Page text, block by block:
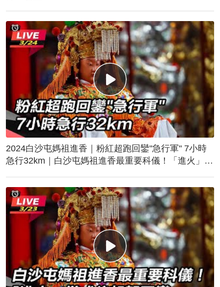
2024白沙屯媽祖進香｜粉紅超跑回鑾"急行軍" 7小時
急行32km｜白沙屯媽祖進香最重要科儀！「進火」儀